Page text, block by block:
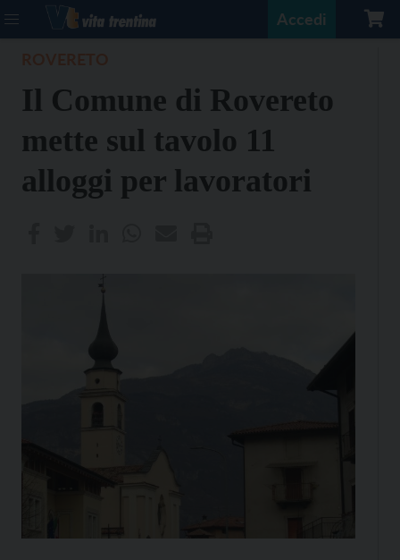
Accedi
Il Comune di Rovereto
mette sul tavolo 11
alloggi per lavoratori